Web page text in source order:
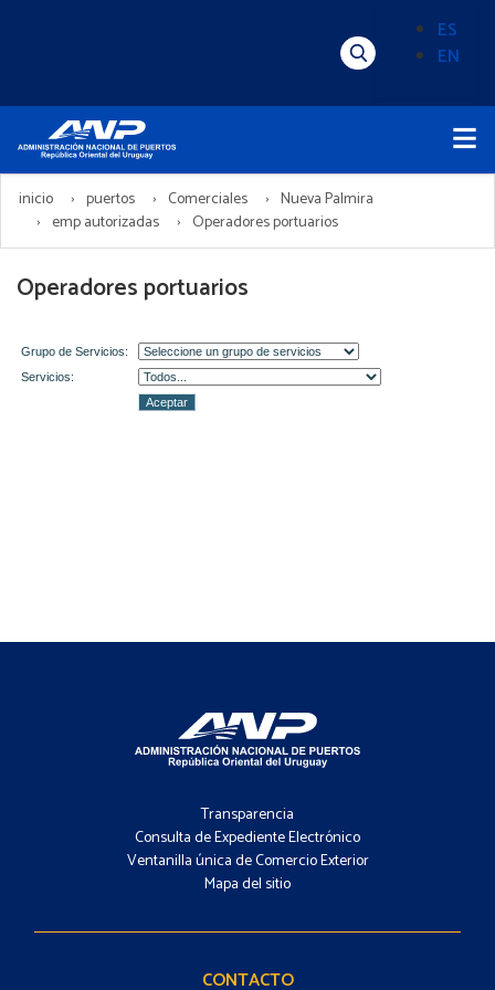
idioma
(Content)
ES
EN
Menú
Principal
inicio puertos Comerciales
Nueva Palmira
emp autorizadas
Operadores portuarios
Operadores portuarios
-
Menú
Transparencia
Consulta de Expediente Electrónico
Ventanilla única de Comercio Exterior
Mapa del sitio
-
Contacto
CONTACTO